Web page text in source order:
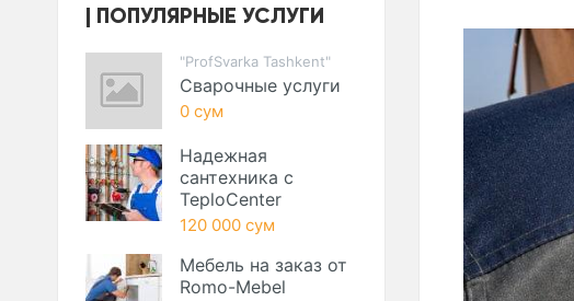
ПОПУЛЯРНЫЕ УСЛУГИ
"ProfSvarka Tashkent"
Сварочные услуги
0 сум
Надежная
сантехника с
TeploCenter
120 000 сум
Мебель на заказ от
Romo-Mebel